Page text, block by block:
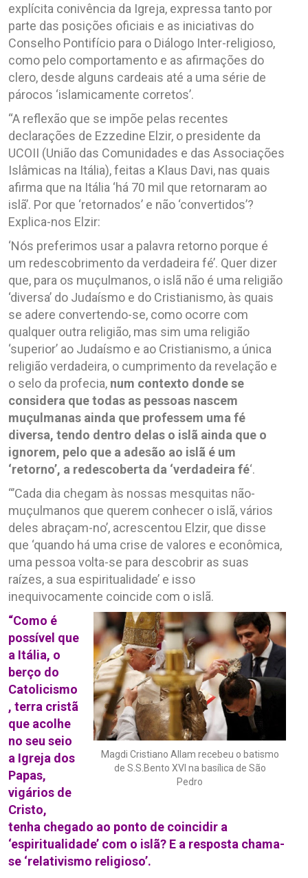
explícita conivência da Igreja, expressa tanto por
parte das posições oficiais e as iniciativas do
Conselho Pontifício para o Diálogo Inter-religioso,
como pelo comportamento e as afirmações do
clero, desde alguns cardeais até a uma série de
párocos ‘islamicamente corretos’.
“A reflexão que se impõe pelas recentes
declarações de Ezzedine Elzir, o presidente da
UCOII (União das Comunidades e das Associações
Islâmicas na Itália), feitas a Klaus Davi, nas quais
afirma que na Itália ‘há 70 mil que retornaram ao
islã’. Por que ‘retornados’ e não ‘convertidos’?
Explica-nos Elzir:
‘Nós preferimos usar a palavra retorno porque é
um redescobrimento da verdadeira fé’. Quer dizer
que, para os muçulmanos, o islã não é uma religião
‘diversa’ do Judaísmo e do Cristianismo, às quais
se adere convertendo-se, como ocorre com
qualquer outra religião, mas sim uma religião
‘superior’ ao Judaísmo e ao Cristianismo, a única
religião verdadeira, o cumprimento da revelação e
o selo da profecia, num contexto donde se
considera que todas as pessoas nascem
muçulmanas ainda que professem uma fé
diversa, tendo dentro delas o islã ainda que o
ignorem, pelo que a adesão ao islã é um
‘retorno’, a redescoberta da ‘verdadeira fé‘.
“’Cada dia chegam às nossas mesquitas não-
muçulmanos que querem conhecer o islã, vários
deles abraçam-no’, acrescentou Elzir, que disse
que ‘quando há uma crise de valores e econômica,
uma pessoa volta-se para descobrir as suas
raízes, a sua espiritualidade’ e isso
inequivocamente coincide com o islã.
Magdi Cristiano Allam recebeu o batismo
de S.S.Bento XVI na basílica de São
Pedro
“Como é
possível que
a Itália, o
berço do
Catolicismo
, terra cristã
que acolhe
no seu seio
a Igreja dos
Papas,
vigários de
Cristo,
tenha chegado ao ponto de coincidir a
‘espiritualidade’ com o islã? E a resposta chama-
se ‘relativismo religioso’.